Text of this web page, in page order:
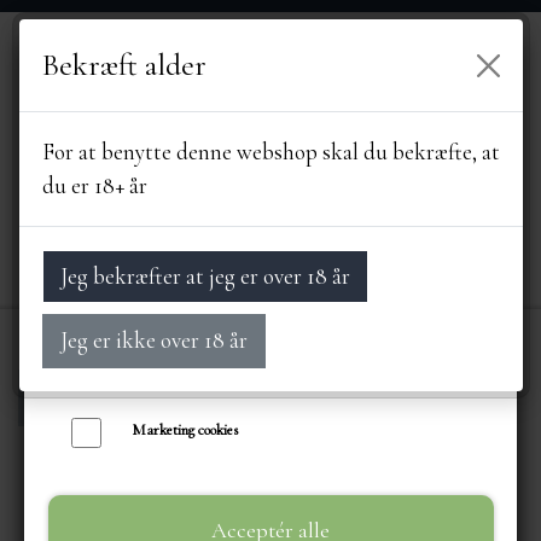
FORSIDE
SORTIMENT
Forside LEVERANDØRER PAZIL
brugeroplevelse, til markedsføring og til at undersøge, hvordan vores
ved at trykke på linket 'Cookies' nederst på siden.
Nødvendige cookies
Funktionelle cookies
Statistik cookies
Marketing cookies
Acceptér alle
Bekræft alder
For at benytte denne webshop skal du bekræfte, at
du er 18+ år
Jeg bekræfter at jeg er over 18 år
Jeg er ikke over 18 år